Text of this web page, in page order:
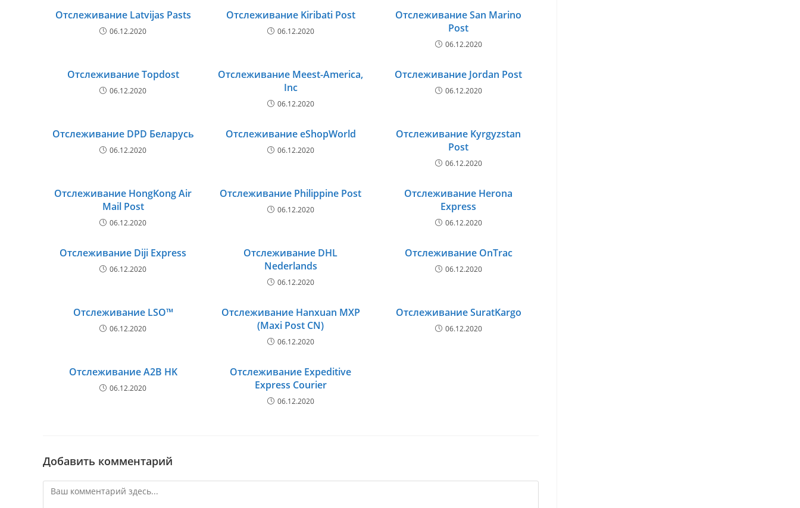
Отслеживание Latvijas Pasts
06.12.2020
Отслеживание Kiribati Post
06.12.2020
Отслеживание San Marino
Post
06.12.2020
Отслеживание Topdost
06.12.2020
Отслеживание Meest-America,
Inc
06.12.2020
Отслеживание Jordan Post
06.12.2020
Отслеживание DPD Беларусь
06.12.2020
Отслеживание eShopWorld
06.12.2020
Отслеживание Kyrgyzstan
Post
06.12.2020
Отслеживание HongKong Air
Mail Post
06.12.2020
Отслеживание Philippine Post
06.12.2020
Отслеживание Herona
Express
06.12.2020
Отслеживание Diji Express
06.12.2020
Отслеживание DHL
Nederlands
06.12.2020
Отслеживание OnTrac
06.12.2020
Отслеживание LSO™
06.12.2020
Отслеживание Hanxuan MXP
(Maxi Post CN)
06.12.2020
Отслеживание SuratKargo
06.12.2020
Отслеживание A2B HK
06.12.2020
Отслеживание Expeditive
Express Courier
06.12.2020
Добавить комментарий
Комментарий